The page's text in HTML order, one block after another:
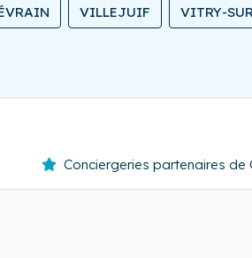
VILLEJUIF VITRY-
Conciergeries partenaires de